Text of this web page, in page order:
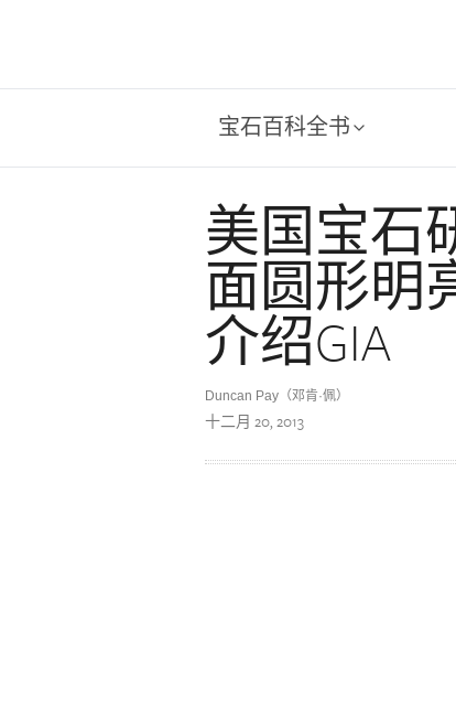
宝石百科全书
美国宝石
面圆形明
介绍GIA
Duncan Pay（邓肯·佩）
十二月 20, 2013